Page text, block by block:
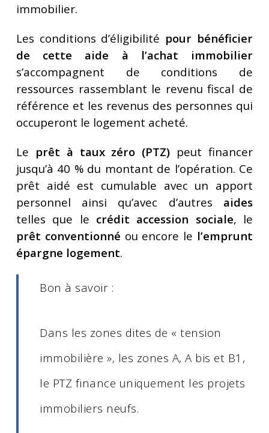
immobilier.
Les conditions d’éligibilité pour bénéficier
de cette aide à l’achat immobilier
s’accompagnent de conditions de
ressources rassemblant le revenu fiscal de
référence et les revenus des personnes qui
occuperont le logement acheté.
Le prêt à taux zéro (PTZ) peut financer
jusqu’à 40 % du montant de l’opération. Ce
prêt aidé est cumulable avec un apport
personnel ainsi qu’avec d’autres aides
telles que le crédit accession sociale, le
prêt conventionné ou encore le l’emprunt
épargne logement.
Bon à savoir :
Dans les zones dites de « tension
immobilière », les zones A, A bis et B1,
le PTZ finance uniquement les projets
immobiliers neufs.